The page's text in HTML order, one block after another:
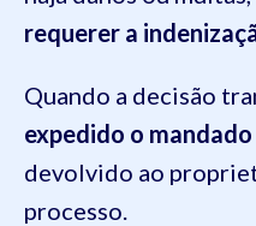
requerer a
Quando a decisão
expedido o
devolvido ao
processo.